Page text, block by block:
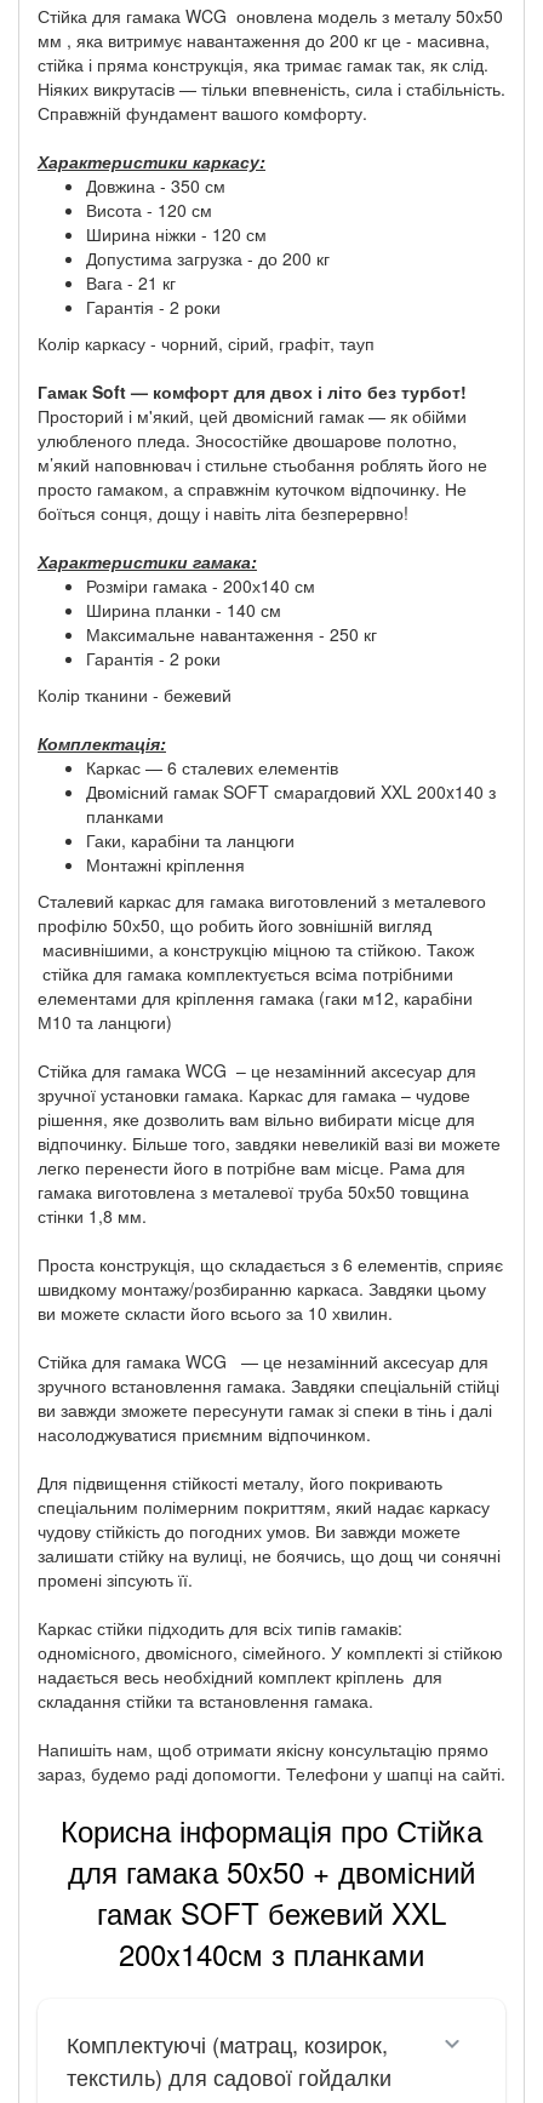
Стійка для гамака WCG оновлена модель з металу 50х50
мм , яка витримує навантаження до 200 кг це - масивна,
стійка і пряма конструкція, яка тримає гамак так, як слід.
Ніяких викрутасів — тільки впевненість, сила і стабільність.
Справжній фундамент вашого комфорту.
Характеристики каркасу:
Довжина - 350 см
Висота - 120 см
Ширина ніжки - 120 см
Допустима загрузка - до 200 кг
Вага - 21 кг
Гарантія - 2 роки
Колір каркасу - чорний, сірий, графіт, тауп
Гамак Soft — комфорт для двох і літо без турбот!
Просторий і м'який, цей двомісний гамак — як обійми
улюбленого пледа. Зносостійке двошарове полотно,
м’який наповнювач і стильне стьобання роблять його не
просто гамаком, а справжнім куточком відпочинку. Не
боїться сонця, дощу і навіть літа безперервно!
Характеристики гамака:
Розміри гамака - 200х140 см
Ширина планки - 140 см
Максимальне навантаження - 250 кг
Гарантія - 2 роки
Колір тканини - бежевий
Комплектація:
Каркас — 6 сталевих елементів
Двомісний гамак SOFT смарагдовий XXL 200x140 з
планками
Гаки, карабіни та ланцюги
Монтажні кріплення
Сталевий каркас для гамака виготовлений з металевого
профілю 50х50, що робить його зовнішній вигляд
масивнішими, а конструкцію міцною та стійкою. Також
стійка для гамака комплектується всіма потрібними
елементами для кріплення гамака (гаки м12, карабіни
М10 та ланцюги)
Стійка для гамака WCG – це незамінний аксесуар для
зручної установки гамака. Каркас для гамака – чудове
рішення, яке дозволить вам вільно вибирати місце для
відпочинку. Більше того, завдяки невеликій вазі ви можете
легко перенести його в потрібне вам місце. Рама для
гамака виготовлена з металевої труба 50х50 товщина
стінки 1,8 мм.
Проста конструкція, що складається з 6 елементів, сприяє
швидкому монтажу/розбиранню каркаса. Завдяки цьому
ви можете скласти його всього за 10 хвилин.
Стійка для гамака WCG — це незамінний аксесуар для
зручного встановлення гамака. Завдяки спеціальній стійці
ви завжди зможете пересунути гамак зі спеки в тінь і далі
насолоджуватися приємним відпочинком.
Для підвищення стійкості металу, його покривають
спеціальним полімерним покриттям, який надає каркасу
чудову стійкість до погодних умов. Ви завжди можете
залишати стійку на вулиці, не боячись, що дощ чи сонячні
промені зіпсують її.
Каркас стійки підходить для всіх типів гамаків:
одномісного, двомісного, сімейного. У комплекті зі стійкою
надається весь необхідний комплект кріплень для
складання стійки та встановлення гамака.
Напишіть нам, щоб отримати якісну консультацію прямо
зараз, будемо раді допомогти. Телефони у шапці на сайті.
Корисна інформація про Стійка
для гамака 50х50 + двомісний
гамак SOFT бежевий XXL
200x140см з планками
Комплектуючі (матрац, козирок,
текстиль) для садової гойдалки